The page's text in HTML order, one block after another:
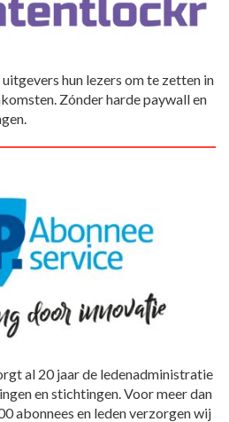
hun lezers om te zetten in
Zónder harde paywall en
al 20 jaar de ledenadministratie
en stichtingen. Voor meer dan
abonnees en leden verzorgen wij